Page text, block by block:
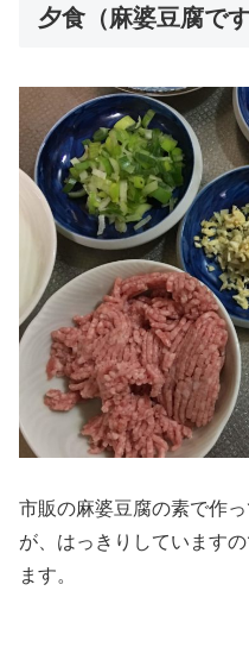
夕食（麻婆豆腐です
市販の麻婆豆腐の素で作
が、はっきりしています
ます。